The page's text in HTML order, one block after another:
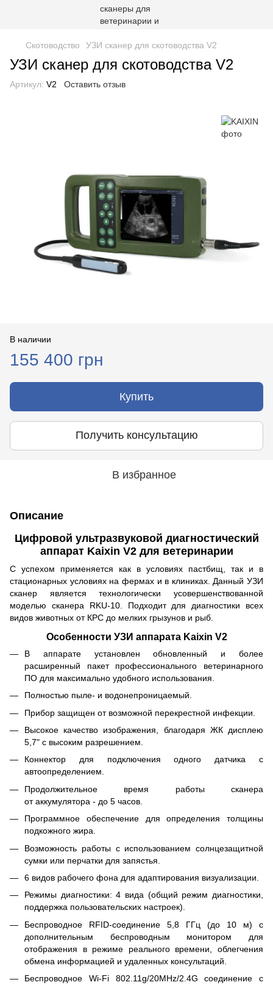
Скотоводство УЗИ сканер для скотоводства V2
УЗИ сканер для скотоводства V2
Артикул: V2 Оставить отзыв
В наличии
155 400 грн
Купить
Получить консультацию
В избранное
Описание
Цифровой ультразвуковой диагностический
аппарат Kaixin V2 для ветеринарии
С успехом применяется как в условиях пастбищ, так и в
стационарных условиях на фермах и в клиниках. Данный УЗИ
сканер является технологически усовершенствованной
моделью сканера RKU-10. Подходит для диагностики всех
видов животных от КРС до мелких грызунов и рыб.
Особенности УЗИ аппарата Kaixin V2
В аппарате установлен обновленный и более
расширенный пакет профессионального ветеринарного
ПО для максимально удобного использования.
Полностью пыле- и водонепроницаемый.
Прибор защищен от возможной перекрестной инфекции.
Высокое качество изображения, благодаря ЖК дисплею
5,7" с высоким разрешением.
Коннектор для подключения одного датчика с
автоопределением.
Продолжительное время работы сканера
от аккумулятора - до 5 часов.
Программное обеспечение для определения толщины
подкожного жира.
Возможность работы с использованием солнцезащитной
сумки или перчатки для запястья.
6 видов рабочего фона для адаптирования визуализации.
Режимы диагностики: 4 вида (общий режим диагностики,
поддержка пользовательских настроек).
Беспроводное RFID-соединение 5,8 ГГц (до 10 м) с
дополнительным беспроводным монитором для
отображения в режиме реального времени, облегчения
обмена информацией и удаленных консультаций.
Беспроводное Wi-Fi 802.11g/20MHz/2.4G соединение с